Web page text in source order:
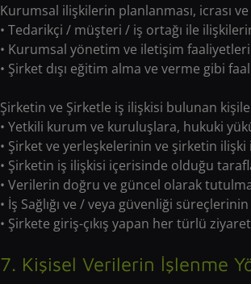
Kurumsal ilişkilerin planlanması, icrası
• Tedarikçi / müşteri / iş ortağı ile
• Kurumsal yönetim ve iletişim
• Şirket dışı eğitim alma ve verme gibi
Şirketin ve Şirketle iş ilişkisi bulunan
• Yetkili kurum ve kuruluşlara, hukuki
• Şirket ve yerleşkelerinin ve şirketin
• Şirketin iş ilişkisi içerisinde olduğu
• Verilerin doğru ve güncel olarak
• İş Sağlığı ve / veya güvenliği
• Şirkete giriş-çıkış yapan her türlü
7. Kişisel Verilerin İşlenme